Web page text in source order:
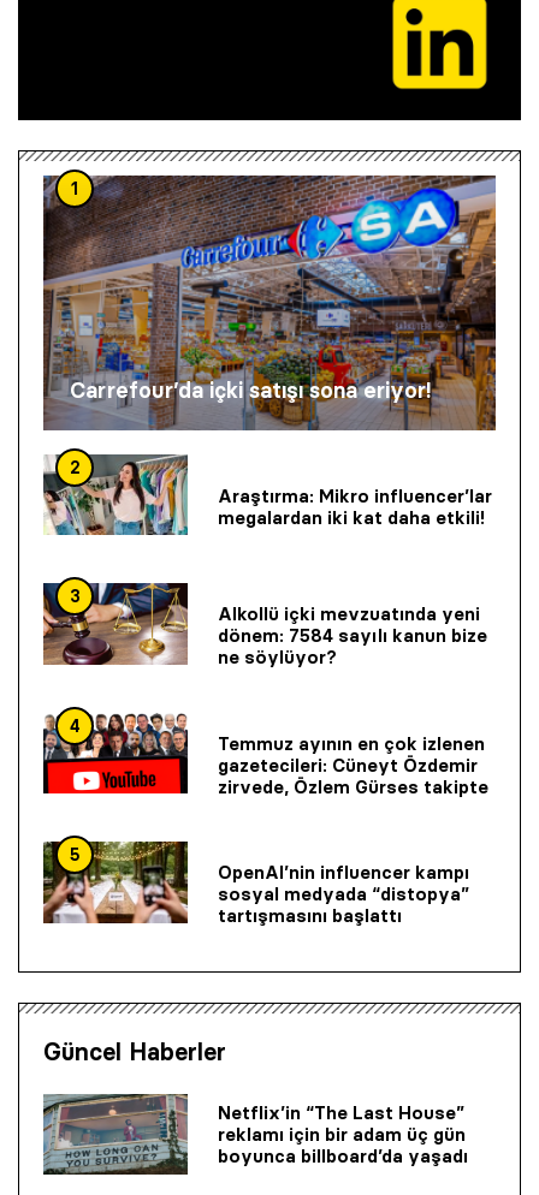
1
Carrefour’da içki satışı sona eriyor!
2
Araştırma: Mikro influencer’lar
megalardan iki kat daha etkili!
3
Alkollü içki mevzuatında yeni
dönem: 7584 sayılı kanun bize
ne söylüyor?
4
Temmuz ayının en çok izlenen
gazetecileri: Cüneyt Özdemir
zirvede, Özlem Gürses takipte
5
OpenAI’nin influencer kampı
sosyal medyada “distopya”
tartışmasını başlattı
Güncel Haberler
Netflix’in “The Last House”
reklamı için bir adam üç gün
boyunca billboard’da yaşadı